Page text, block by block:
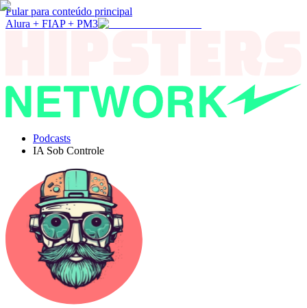
Pular para conteúdo principal
Alura + FIAP + PM3
Podcasts
IA Sob Controle